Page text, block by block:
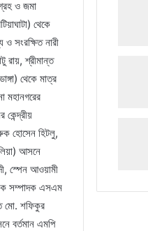
ও জমা
থেকে
সংরক্ষিত নারী
রায়, শ্রীমান্ত
থেকে মাত্র
মহানগরের
হোসেন হিটলু,
আসনে
স্পেন আওয়ামী
সম্পাদক এসএম
মো. শফিকুর
বর্তমান এমপি